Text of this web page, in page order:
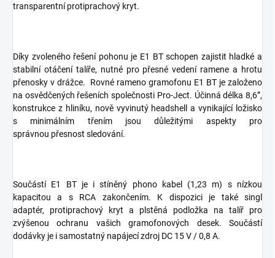
transparentní protiprachový kryt.
Díky zvoleného řešení pohonu je E1 BT schopen zajistit hladké a
stabilní otáčení talíře, nutné pro přesné vedení ramene a hrotu
přenosky v drážce. Rovné rameno gramofonu E1 BT je založeno
na osvědčených řešeních společnosti Pro-Ject. Účinná délka 8,6”,
konstrukce z hliníku, nově vyvinutý headshell a vynikající ložisko
s minimálním třením jsou důležitými aspekty pro
správnou přesnost sledování.
Součástí E1 BT je i stíněný phono kabel (1,23 m) s nízkou
kapacitou a s RCA zakončením. K dispozici je také singl
adaptér, protiprachový kryt a plstěná podložka na talíř pro
zvýšenou ochranu vašich gramofonových desek. Součástí
dodávky je i samostatný napájecí zdroj DC 15 V / 0,8 A.